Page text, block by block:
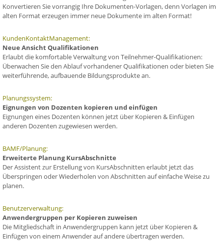
Konvertieren Sie vorrangig Ihre Dokumenten-Vorlagen, denn Vorlagen im
alten Format erzeugen immer neue Dokumente im alten Format!
KundenKontaktManagement:
Neue Ansicht Qualifikationen
Erlaubt die komfortable Verwaltung von Teilnehmer-Qualifikationen:
Überwachen Sie den Ablauf vorhandener Qualifikationen oder bieten Sie
weiterführende, aufbauende Bildungsprodukte an.
Planungssystem:
Eignungen von Dozenten kopieren und einfügen
Eignungen eines Dozenten können jetzt über Kopieren & Einfügen
anderen Dozenten zugewiesen werden.
BAMF/Planung:
Erweiterte Planung KursAbschnitte
Der Assistent zur Erstellung von KursAbschnitten erlaubt jetzt das
Überspringen oder Wiederholen von Abschnitten auf einfache Weise zu
planen.
Benutzerverwaltung:
Anwendergruppen per Kopieren zuweisen
Die Mitgliedschaft in Anwendergruppen kann jetzt über Kopieren &
Einfügen von einem Anwender auf andere übertragen werden.